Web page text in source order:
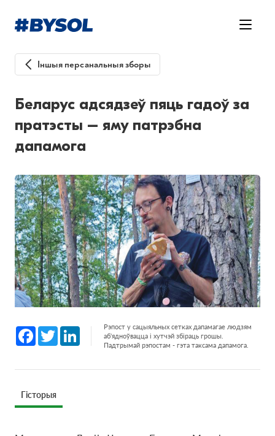
Іншыя персанальныя зборы
Беларус адсядзеў пяць гадоў за
пратэсты – яму патрэбна
дапамога
Facebook
Twitter LinkedInРэпост у сацыяльных сетках дапамагае людзям
аб'ядноўвацца і хутчэй збіраць грошы.
Падтрымай рэпостам - гэта таксама дапамога.
Гісторыя